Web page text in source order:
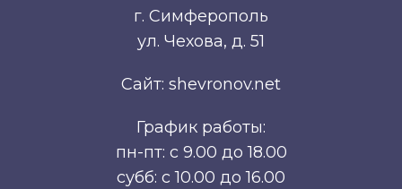
г. Симферополь
ул. Чехова, д. 51
Сайт: shevronov.net
График работы:
пн-пт: с 9.00 до 18.00
субб: с 10.00 до 16.00